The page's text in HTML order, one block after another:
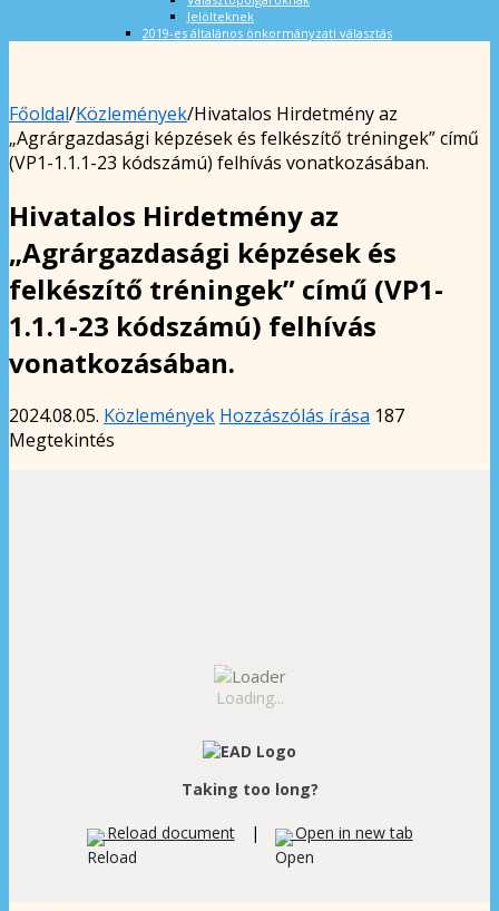
Jelölteknek
2019-es általános önkormányzati választás
Főoldal/Közlemények/Hivatalos Hirdetmény az
„Agrárgazdasági képzések és felkészítő tréningek” című
(VP1-1.1.1-23 kódszámú) felhívás vonatkozásában.
Hivatalos Hirdetmény az
„Agrárgazdasági képzések és
felkészítő tréningek” című (VP1-
1.1.1-23 kódszámú) felhívás
vonatkozásában.
2024.08.05. Közlemények Hozzászólás írása 187
Megtekintés
Loading...
Taking too long?
Reload document | Open in new tab